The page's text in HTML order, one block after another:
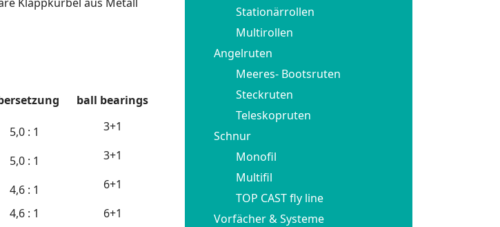
ball bearings
5,0 : 1 3+1
5,0 : 1 3+1
4,6 : 1
6+1
4,6 : 1 6+1
Stationärrollen
Multirollen
Angelruten
Meeres- Bootsruten
Steckruten
Teleskopruten
Schnur
Monofil
Multifil
TOP CAST fly line
Vorfächer & Systeme